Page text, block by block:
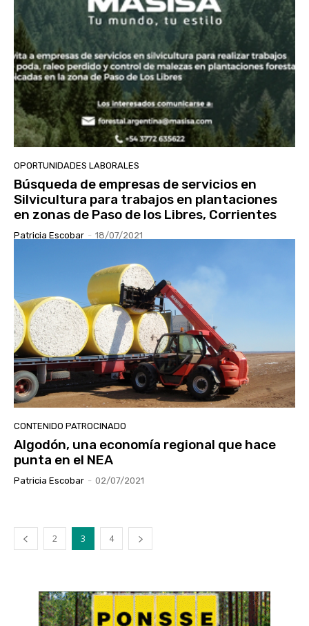
OPORTUNIDADES LABORALES
Búsqueda de empresas de servicios en
Silvicultura para trabajos en plantaciones
en zonas de Paso de los Libres, Corrientes
Patricia Escobar - 18/07/2021
CONTENIDO PATROCINADO
Algodón, una economía regional que hace
punta en el NEA
Patricia Escobar - 02/07/2021
2 3 4